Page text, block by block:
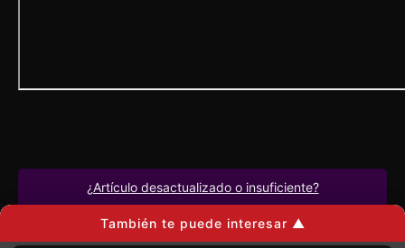
¿Artículo desactualizado o insuficiente?
Por favor , avísanos.
También te puede interesar ▲